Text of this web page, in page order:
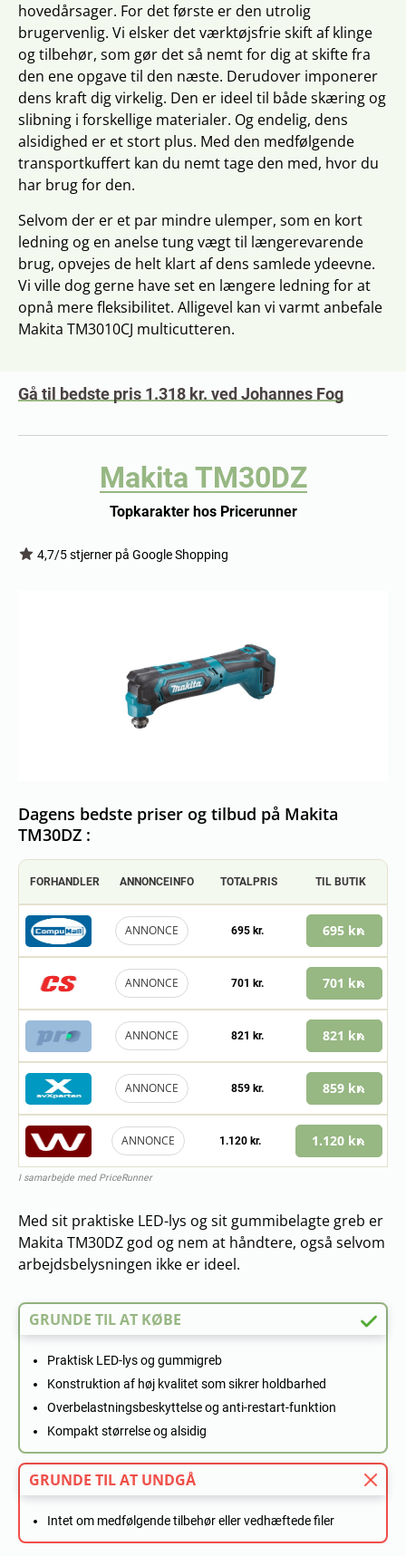
hovedårsager. For det første er den utrolig
brugervenlig. Vi elsker det værktøjsfrie skift af klinge
og tilbehør, som gør det så nemt for dig at skifte fra
den ene opgave til den næste. Derudover imponerer
dens kraft dig virkelig. Den er ideel til både skæring og
slibning i forskellige materialer. Og endelig, dens
alsidighed er et stort plus. Med den medfølgende
transportkuffert kan du nemt tage den med, hvor du
har brug for den.
Selvom der er et par mindre ulemper, som en kort
ledning og en anelse tung vægt til længerevarende
brug, opvejes de helt klart af dens samlede ydeevne.
Vi ville dog gerne have set en længere ledning for at
opnå mere fleksibilitet. Alligevel kan vi varmt anbefale
Makita TM3010CJ multicutteren.
Gå til bedste pris 1.318 kr. ved Johannes Fog
Makita TM30DZ
Topkarakter hos Pricerunner
4,7/5 stjerner på Google Shopping
Dagens bedste priser og tilbud på Makita
TM30DZ :
FORHANDLER ANNONCEINFO TOTALPRIS TIL BUTIK
ANNONCE 695 kr. 695 kr.
ANNONCE 701 kr. 701 kr.
ANNONCE 821 kr. 821 kr.
ANNONCE 859 kr. 859 kr.
ANNONCE 1.120 kr. 1.120 kr.
I samarbejde med PriceRunner
Med sit praktiske LED-lys og sit gummibelagte greb er
Makita TM30DZ god og nem at håndtere, også selvom
arbejdsbelysningen ikke er ideel.
GRUNDE TIL AT KØBE
Praktisk LED-lys og gummigreb
Konstruktion af høj kvalitet som sikrer holdbarhed
Overbelastningsbeskyttelse og anti-restart-funktion
Kompakt størrelse og alsidig
GRUNDE TIL AT UNDGÅ
Intet om medfølgende tilbehør eller vedhæftede filer